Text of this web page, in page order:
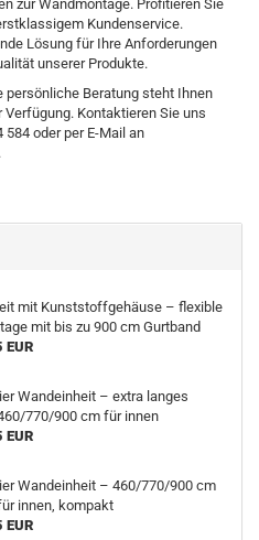
zur Wandmontage. Profitieren Sie
Kundenservice.
Lösung für Ihre Anforderungen
unserer Produkte.
persönliche Beratung steht Ihnen
Kontaktieren Sie uns
oder per E-Mail an
.
mit Kunststoffgehäuse – flexible
mit bis zu 900 cm Gurtband
Wandeinheit – extra langes
770/900 cm für innen
Wandeinheit – 460/770/900 cm
innen, kompakt